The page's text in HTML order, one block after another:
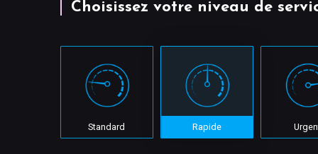
Choisissez votre niveau de
Standard Rapide